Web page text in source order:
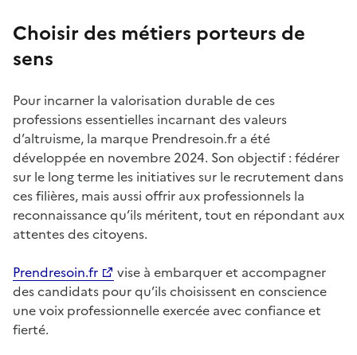
Choisir des métiers porteurs de
sens
Pour incarner la valorisation durable de ces
professions essentielles incarnant des valeurs
d’altruisme, la marque Prendresoin.fr a été
développée en novembre 2024. Son objectif : fédérer
sur le long terme les initiatives sur le recrutement dans
ces filières, mais aussi offrir aux professionnels la
reconnaissance qu’ils méritent, tout en répondant aux
attentes des citoyens.
Prendresoin.fr
vise à embarquer et accompagner
des candidats pour qu’ils choisissent en conscience
une voix professionnelle exercée avec confiance et
fierté.